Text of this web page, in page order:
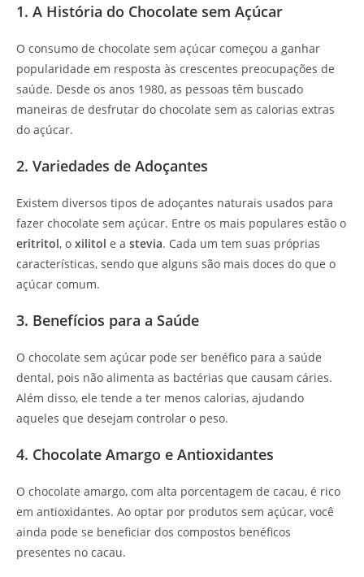
1. A História do Chocolate sem Açúcar
O consumo de chocolate sem açúcar começou a ganhar
popularidade em resposta às crescentes preocupações de
saúde. Desde os anos 1980, as pessoas têm buscado
maneiras de desfrutar do chocolate sem as calorias extras
do açúcar.
2. Variedades de Adoçantes
Existem diversos tipos de adoçantes naturais usados para
fazer chocolate sem açúcar. Entre os mais populares estão o
eritritol, o xilitol e a stevia. Cada um tem suas próprias
características, sendo que alguns são mais doces do que o
açúcar comum.
3. Benefícios para a Saúde
O chocolate sem açúcar pode ser benéfico para a saúde
dental, pois não alimenta as bactérias que causam cáries.
Além disso, ele tende a ter menos calorias, ajudando
aqueles que desejam controlar o peso.
4. Chocolate Amargo e Antioxidantes
O chocolate amargo, com alta porcentagem de cacau, é rico
em antioxidantes. Ao optar por produtos sem açúcar, você
ainda pode se beneficiar dos compostos benéficos
presentes no cacau.